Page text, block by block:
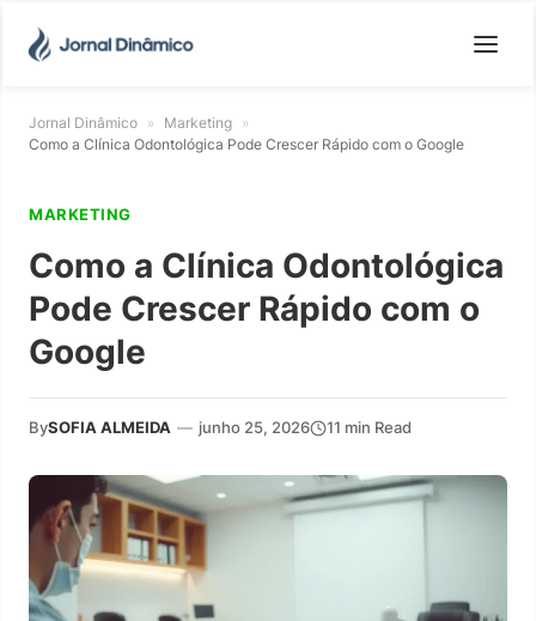
Jornal Dinâmico » Marketing »
Como a Clínica Odontológica Pode Crescer Rápido com o Google
MARKETING
Como a Clínica Odontológica
Pode Crescer Rápido com o
Google
BySOFIA ALMEIDA — junho 25, 2026 11 min Read